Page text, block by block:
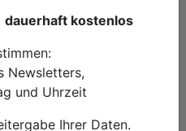
dauerhaft kostenlos
Newsletters,
und Uhrzeit
Ihrer Daten.